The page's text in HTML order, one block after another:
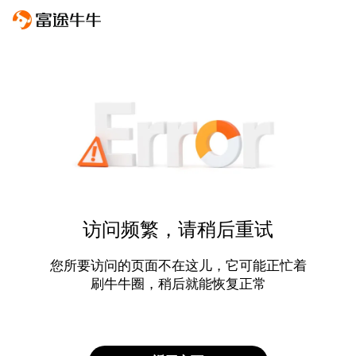
访问频繁，请稍后重试
您所要访问的页面不在这儿，它可能正忙着
刷牛牛圈，稍后就能恢复正常